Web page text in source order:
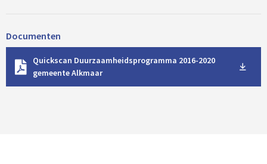
Documenten
Quickscan Duurzaamheidsprogramma 2016-2020
gemeente Alkmaar
n